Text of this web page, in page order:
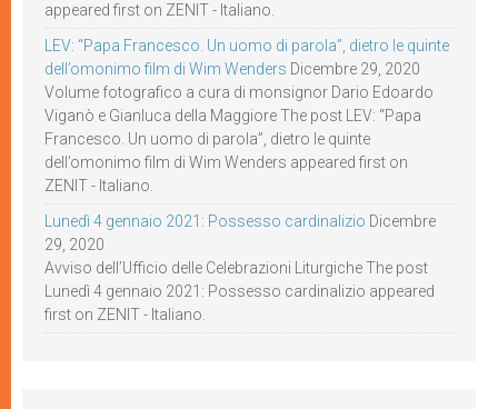
appeared first on ZENIT - Italiano.
LEV: “Papa Francesco. Un uomo di parola”, dietro le quinte
dell’omonimo film di Wim Wenders Dicembre 29, 2020
Volume fotografico a cura di monsignor Dario Edoardo
Viganò e Gianluca della Maggiore The post LEV: “Papa
Francesco. Un uomo di parola”, dietro le quinte
dell’omonimo film di Wim Wenders appeared first on
ZENIT - Italiano.
Lunedì 4 gennaio 2021: Possesso cardinalizio Dicembre
29, 2020
Avviso dell’Ufficio delle Celebrazioni Liturgiche The post
Lunedì 4 gennaio 2021: Possesso cardinalizio appeared
first on ZENIT - Italiano.